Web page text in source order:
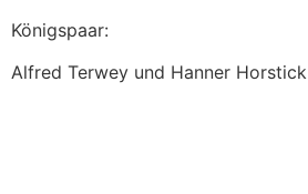
Königspaar:
Alfred Terwey und Hanner Horstick